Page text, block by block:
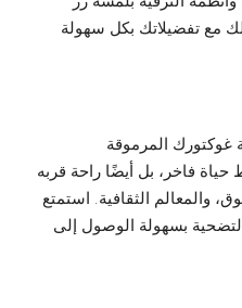
مع تفضيلاتك بكل سهولة
المرموقة
فاخر، بل أيضًا راحة قربه
والمعالم الثقافية. استمتع
بسهولة الوصول إلى